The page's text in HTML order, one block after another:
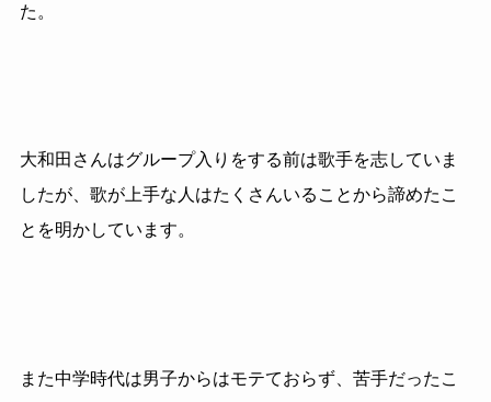
た。
大和田さんはグループ入りをする前は歌手を志していま
したが、歌が上手な人はたくさんいることから諦めたこ
とを明かしています。
また中学時代は男子からはモテておらず、苦手だったこ